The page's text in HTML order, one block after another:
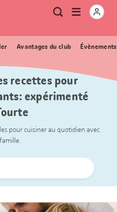
Métanavigation
RechercheOuvrir
Avantages du club
recettes pour
expérimenté
pour cuisiner au quotidien avec